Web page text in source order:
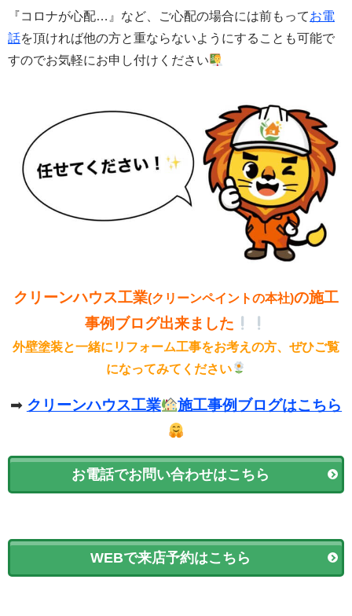
『コロナが心配…』など、ご心配の場合には前もってお電
話を頂ければ他の方と重ならないようにすることも可能で
すのでお気軽にお申し付けください
クリーンハウス工業(クリーンペイントの本社)の施工
事例ブログ出来ました
外壁塗装と一緒にリフォーム工事をお考えの方、ぜひご覧
になってみてください
➡ クリーンハウス工業 施工事例ブログはこちら
お電話でお問い合わせはこちら
WEBで来店予約はこちら